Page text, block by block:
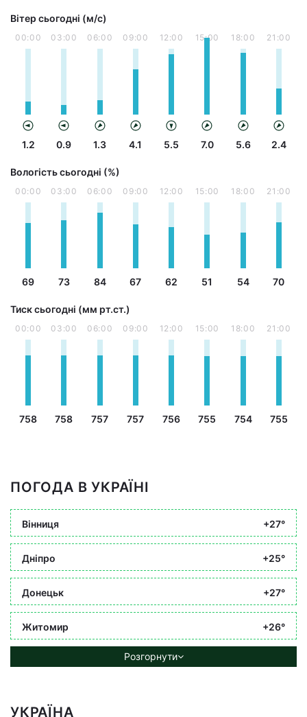
Вітер сьогодні (м/с)
00:00
1.2
03:00
0.9
06:00
1.3
09:00
4.1
12:00
5.5
15:00
7.0
18:00
5.6
21:00
2.4
Вологість сьогодні (%)
00:00
69
03:00
73
06:00
84
09:00
67
12:00
62
15:00
51
18:00
54
21:00
70
Тиск сьогодні (мм рт.ст.)
00:00
758
03:00
758
06:00
757
09:00
757
12:00
756
15:00
755
18:00
754
21:00
755
ПОГОДА В УКРАЇНІ
Вінниця +27°
Дніпро +25°
Донецьк +27°
Житомир +26°
Розгорнути
УКРАЇНА